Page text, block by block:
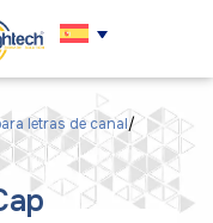
letras de canal